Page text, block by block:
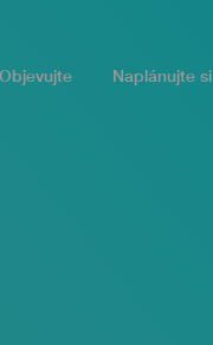
Naplánujte si